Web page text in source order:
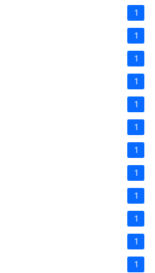
1
1
1
1
1
1
1
1
1
1
1
1